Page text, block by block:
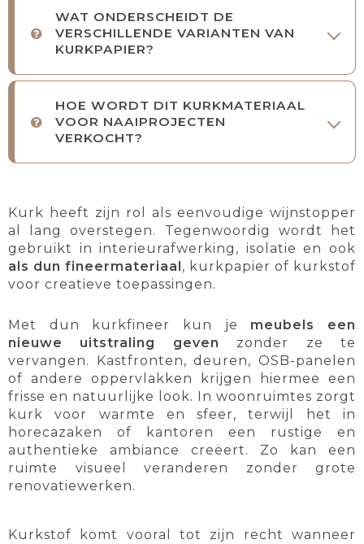
WAT ONDERSCHEIDT DE
VERSCHILLENDE VARIANTEN VAN
KURKPAPIER?
HOE WORDT DIT KURKMATERIAAL
VOOR NAAIPROJECTEN
VERKOCHT?
Kurk heeft zijn rol als eenvoudige wijnstopper
al lang overstegen. Tegenwoordig wordt het
gebruikt in interieurafwerking, isolatie en ook
als dun fineermateriaal , kurkpapier of kurkstof
voor creatieve toepassingen.
Met dun kurkfineer kun je meubels een
nieuwe uitstraling geven zonder ze te
vervangen. Kastfronten, deuren, OSB-panelen
of andere oppervlakken krijgen hiermee een
frisse en natuurlijke look. In woonruimtes zorgt
kurk voor warmte en sfeer, terwijl het in
horecazaken of kantoren een rustige en
authentieke ambiance creëert. Zo kan een
ruimte visueel veranderen zonder grote
renovatiewerken.
Kurkstof komt vooral tot zijn recht wanneer